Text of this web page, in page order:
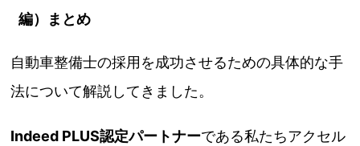
編）まとめ
自動車整備士の採用を成功させるための具体的な手
法について解説してきました。
Indeed PLUS認定パートナーである私たちアクセル